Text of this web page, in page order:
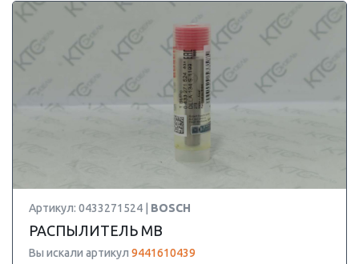
Артикул: 0433271524 | BOSCH
РАСПЫЛИТЕЛЬ MB
Вы искали артикул 9441610439